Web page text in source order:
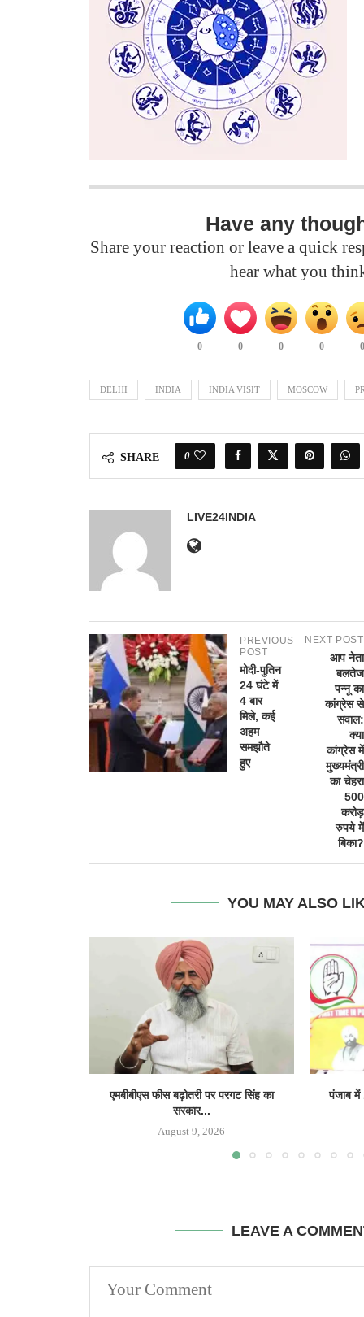
Have any
Share your reaction or leave a quick
hear what you
0 0 0 0
DELHI INDIA INDIA VISIT MOSCOW
SHARE 0
LIVE24INDIA
PREVIOUS
POST
मोदी-पुतिन
24 घंटे में
4 बार
मिले, कई
अहम
समझौते
हुए
NEXT POST
आप नेता
बलतेज
पन्नू का
कांग्रेस से
सवाल:
क्या
कांग्रेस में
मुख्यमंत्री
का चेहरा
500
करोड़
रुपये में
बिका?
YOU MAY ALSO
एमबीबीएस फीस बढ़ोतरी पर परगट सिंह का
सरकार...
August 9, 2026
पंजाब में
LEAVE A